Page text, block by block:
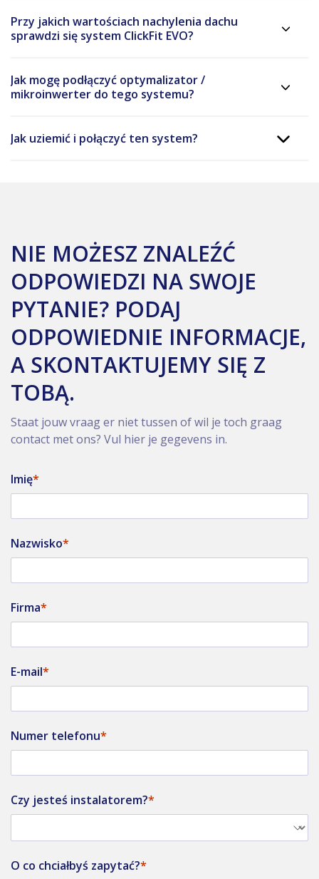
Przy jakich wartościach nachylenia dachu
sprawdzi się system ClickFit EVO?
Jak mogę podłączyć optymalizator /
mikroinwerter do tego systemu?
Jak uziemić i połączyć ten system?
NIE MOŻESZ ZNALEŹĆ
ODPOWIEDZI NA SWOJE
PYTANIE? PODAJ
ODPOWIEDNIE INFORMACJE,
A SKONTAKTUJEMY SIĘ Z
TOBĄ.
Staat jouw vraag er niet tussen of wil je toch graag
contact met ons? Vul hier je gegevens in.
Imię
Nazwisko
Firma
E-mail
Numer telefonu
Czy jesteś instalatorem?
O co chciałbyś zapytać?